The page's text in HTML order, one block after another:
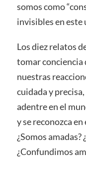
somos como
invisibles en
Los diez relatos
tomar conciencia
nuestras
cuidada y
adentre en el
y se reconozca
¿Somos amadas?
¿Confundimos